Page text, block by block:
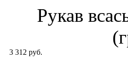
Рукав
3 312 руб.